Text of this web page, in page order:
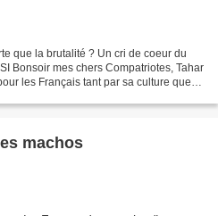
que la brutalité ? Un cri de coeur du
Bonsoir mes chers Compatriotes, Tahar
les Français tant par sa culture que
machos